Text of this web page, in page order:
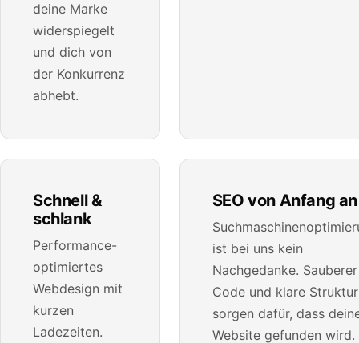
deine Marke
widerspiegelt
und dich von
der Konkurrenz
abhebt.
Schnell &
schlank
Performance-
optimiertes
Webdesign mit
kurzen
Ladezeiten.
SEO von Anfang an
ist bei uns kein
Nachgedanke. Sauberer
Code und klare Struktur
sorgen dafür, dass
Website gefunden wird.